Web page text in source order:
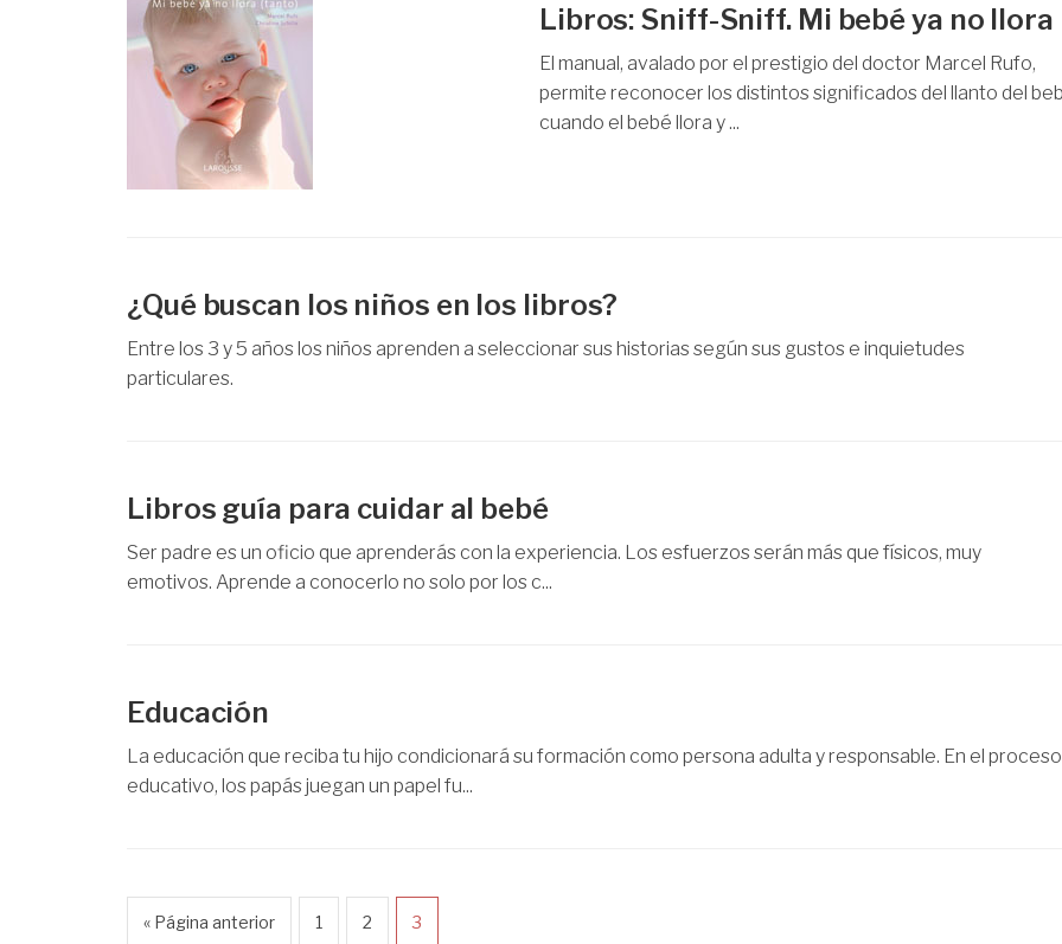
Libros: Sniff-Sniff. Mi bebé ya no llora
El manual, avalado por el prestigio del doctor Marcel Rufo,
permite reconocer los distintos significados del llanto del
cuando el bebé llora y ...
¿Qué buscan los niños en los libros?
Entre los 3 y 5 años los niños aprenden a seleccionar sus historias según sus gustos e inquietudes
particulares.
Libros guía para cuidar al bebé
Ser padre es un oficio que aprenderás con la experiencia. Los esfuerzos serán más que físicos, muy
emotivos. Aprende a conocerlo no solo por los c...
Educación
La educación que reciba tu hijo condicionará su formación como persona adulta y responsable. En el proceso
educativo, los papás juegan un papel fu...
« Página anterior 1 2 3